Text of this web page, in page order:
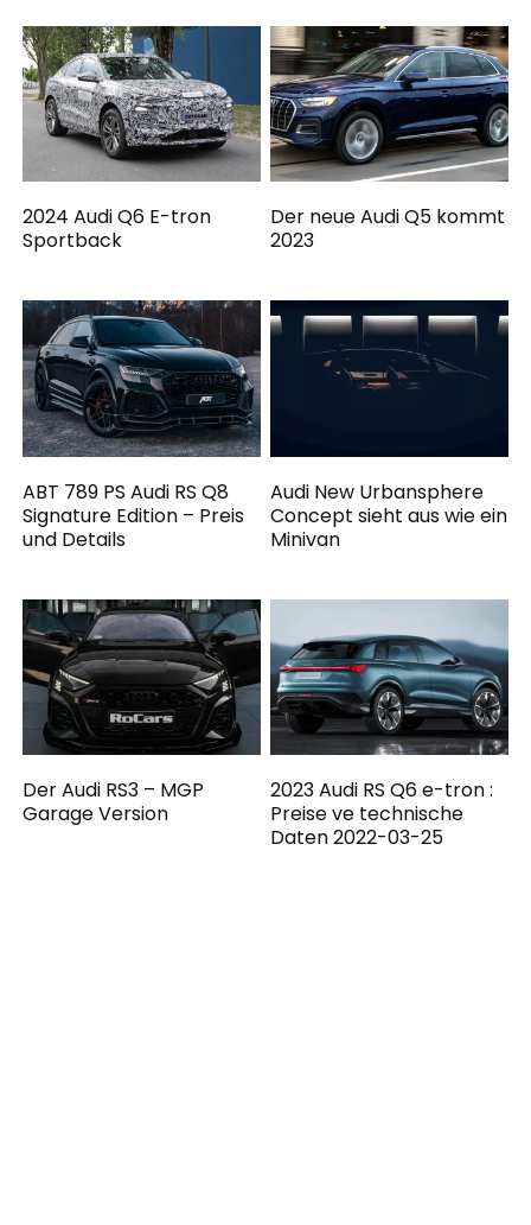
2024 Audi Q6 E-tron
Sportback
Der neue Audi Q5 kommt
2023
ABT 789 PS Audi RS Q8
Signature Edition – Preis
und Details
Audi New Urbansphere
Concept sieht aus wie ein
Minivan
Der Audi RS3 – MGP
Garage Version
2023 Audi RS Q6 e-tron :
Preise ve technische
Daten 2022-03-25